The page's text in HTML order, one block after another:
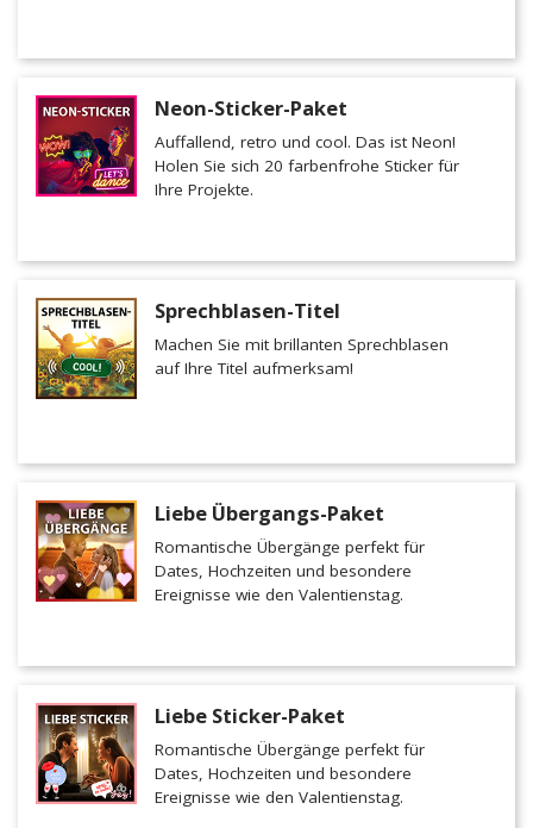
Neon-Sticker-Paket
Auffallend, retro und cool. Das ist Neon!
Holen Sie sich 20 farbenfrohe Sticker für
Ihre Projekte.
Sprechblasen-Titel
Machen Sie mit brillanten Sprechblasen
auf Ihre Titel aufmerksam!
Liebe Übergangs-Paket
Romantische Übergänge perfekt für
Dates, Hochzeiten und besondere
Ereignisse wie den Valentienstag.
Liebe Sticker-Paket
Romantische Übergänge perfekt für
Dates, Hochzeiten und besondere
Ereignisse wie den Valentienstag.